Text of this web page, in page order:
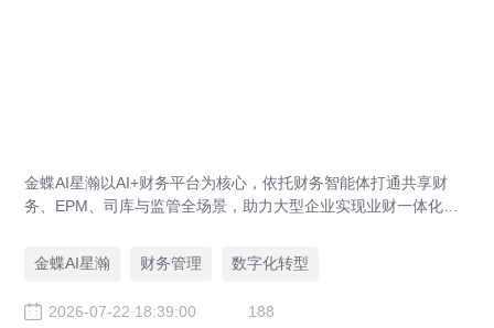
金蝶AI星瀚以AI+财务平台为核心，依托财务智能体打通共享财
务、EPM、司库与监管全场景，助力大型企业实现业财一体化与
局、华为、通威等领先企业的共同选择。
金蝶AI星瀚 财务管理 数字化转型
2026-07-22 18:39:00 188